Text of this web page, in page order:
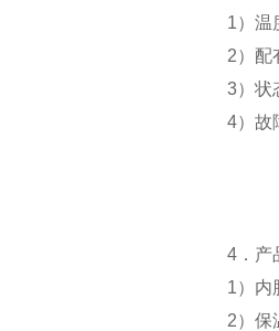
1）温
2）配
3）状
4）故
4 ．
1） 内
2） 保